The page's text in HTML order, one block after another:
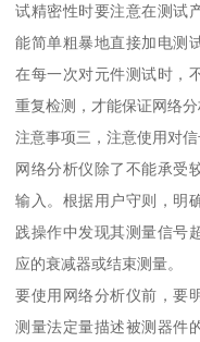
试精密性时要注意在测试
能简单粗暴地直接加电测
在每一次对元件测试时，
重复检测，才能保证网络
注意事项三，注意使用对
网络分析仪除了不能承受
输入。根据用户守则，明
践操作中发现其测量信号
应的衰减器或结束测量。
要使用网络分析仪前，要
测量法定量描述被测器件